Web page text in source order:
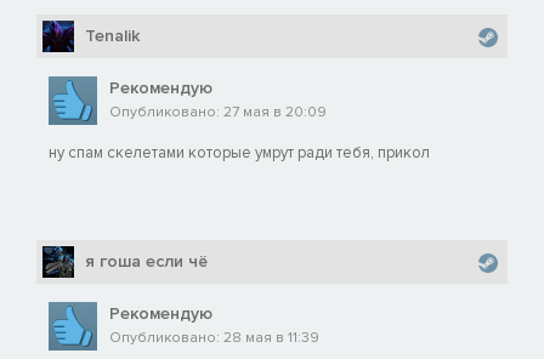
Tenalik
Рекомендую
Опубликовано: 27 мая в 20:09
ну спам скелетами которые умрут ради тебя, прикол
я гоша если чё
Рекомендую
Опубликовано: 28 мая в 11:39